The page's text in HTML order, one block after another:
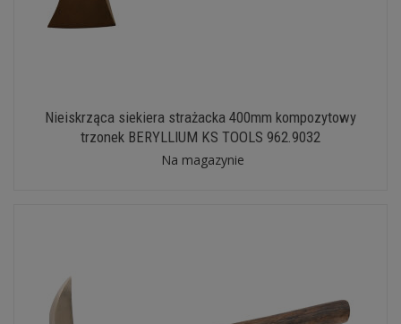
Nieiskrząca siekiera strażacka 400mm kompozytowy
trzonek BERYLLIUM KS TOOLS 962.9032
Na magazynie